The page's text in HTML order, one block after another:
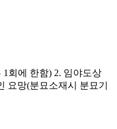
회에 한함) 2. 임야도상
요망(분묘소재시 분묘기